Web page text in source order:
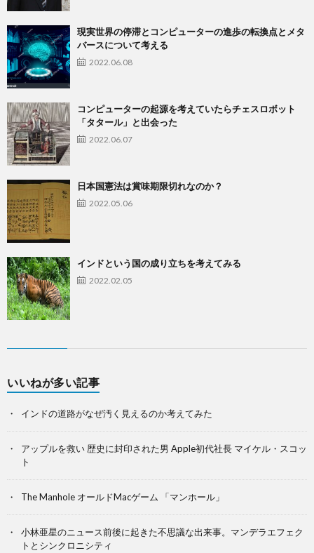
現実世界の停滞とコンピューターの進歩の転換点とメタ
バースについて考える
2022.06.08
コンピューターの起源を考えていたらチェスロボット
「タタール」と出会った
2022.06.07
日本国憲法は賞味期限切れなのか？
2022.05.06
インドという国の成り立ちを考えてみる
2022.02.05
いいねが多い記事
インドの道路がなぜ汚く見えるのか考えてみた
アップルを救い 歴史に封印された男 Apple初代社長 マイケル・スコッ
ト
The Manhole オールドMacゲーム 「マンホール」
小林亜星のニュース前後に起きた不思議な出来事。マンデラエフェク
トとシンクロニシティ